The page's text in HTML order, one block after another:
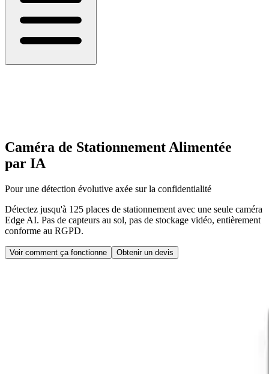
Caméra de Stationnement Alimentée
par IA
Pour une détection évolutive axée sur la confidentialité
Détectez jusqu'à 125 places de stationnement avec une seule caméra
Edge AI. Pas de capteurs au sol, pas de stockage vidéo, entièrement
conforme au RGPD.
Voir comment ça fonctionne Obtenir un devis